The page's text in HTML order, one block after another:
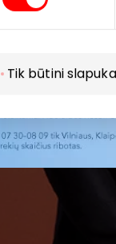
Tik būtini